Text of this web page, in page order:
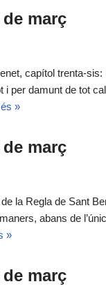
març
capítol trenta-
i per damunt de tot
»
març
la Regla de Sant
abans de
»
març